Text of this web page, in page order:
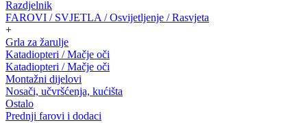
Razdjelnik
FAROVI / SVJETLA / Osvijetljenje / Rasvjeta
+
Grla za žarulje
Katadiopteri / Mačje oči
Katadiopteri / Mačje oči
Montažni dijelovi
Nosači, učvršćenja, kućišta
Ostalo
Prednji farovi i dodaci